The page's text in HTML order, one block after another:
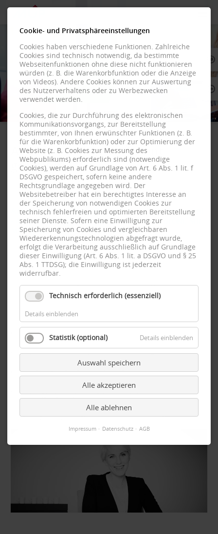
Ausschreibungen effizient
gestalten
13. Februar 2026
Abstimmungen, Dokumentationen, Lieferantenwahl
- Ausschreibungen binden Zeit und Ressourcen. Mit
MUP gewinnen Sie beides zurück.
Als Ihr Partner für die Ausstattung von Arbeitsplätzen
begleiten wir Ausschreibende mit klar strukturierten
Prozessen, vergabekonformen Angeboten und persönlicher
Betreuung. Sie arbeiten mit erfahrenen Ansprechpartnern,
die Ihre Anforderungen kennen und vorausschauend
handeln. So beschaffen Sie sicher, effizient und in
gleichbleibend hoher Qualität.
Ihre Vorteile auf einen Blick:
Ein fester Ansprechpartner, der Ihre Ausschreibungen
aktiv steuert
Vergabekonforme Angebote für Tinte, IT-Zubehör,
Büromaterial und mehr
Proaktive Beratung bei Lieferengpässen inklusive
passender Alternativen
Reibungslose Anbindung an Ihre bestehenden
Beschaffungssysteme
Jetzt Prozesse vereinfachen und sicher beschaffen!
Cookie- und Privatsphäreeinstellungen
Cookies haben verschiedene Funktionen. Zahlreiche
Cookies sind technisch notwendig, da bestimmte
Webseitenfunktionen ohne diese nicht funktionieren
würden (z. B. die Warenkorbfunktion oder die Anzeige
von Videos). Andere Cookies können zur Auswertung
des Nutzerverhaltens oder zu Werbezwecken
verwendet werden.
Cookies, die zur Durchführung des elektronischen
Kommunikationsvorgangs, zur Bereitstellung
bestimmter, von Ihnen erwünschter Funktionen (z. B.
für die Warenkorbfunktion) oder zur Optimierung der
Website (z. B. Cookies zur Messung des
Webpublikums) erforderlich sind (notwendige
Cookies), werden auf Grundlage von Art. 6 Abs. 1 lit. f
DSGVO gespeichert, sofern keine andere
Rechtsgrundlage angegeben wird. Der
Websitebetreiber hat ein berechtigtes Interesse an
der Speicherung von notwendigen Cookies zur
technisch fehlerfreien und optimierten Bereitstellung
seiner Dienste. Sofern eine Einwilligung zur
Speicherung von Cookies und vergleichbaren
Wiedererkennungstechnologien abgefragt wurde,
erfolgt die Verarbeitung ausschließlich auf Grundlage
dieser Einwilligung (Art. 6 Abs. 1 lit. a DSGVO und § 25
Abs. 1 TTDSG); die Einwilligung ist jederzeit
widerrufbar.
Technisch erforderlich (essenziell)
Details einblenden
Statistik (optional) Details einblenden
Auswahl speichern
Alle akzeptieren
Alle ablehnen
Impressum Datenschutz AGB
Produkte
Lösungen
Kontakt